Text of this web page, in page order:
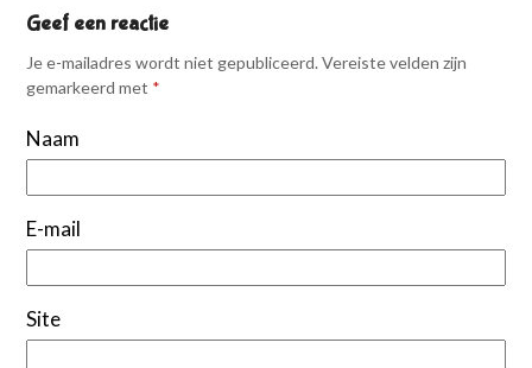
Geef een reactie
Je e-mailadres wordt niet gepubliceerd. Vereiste velden zijn
gemarkeerd met *
Naam
E-mail
Site